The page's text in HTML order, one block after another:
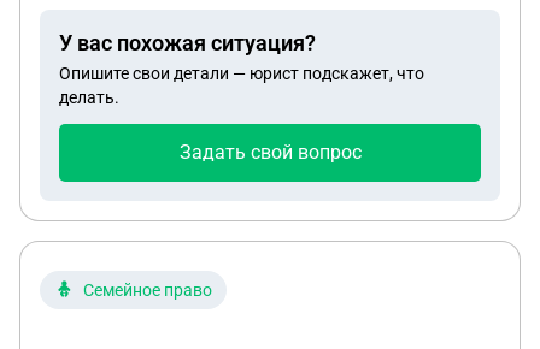
завещание?
У вас похожая ситуация?
Опишите свои детали — юрист подскажет, что
делать.
Задать свой вопрос
Семейное право